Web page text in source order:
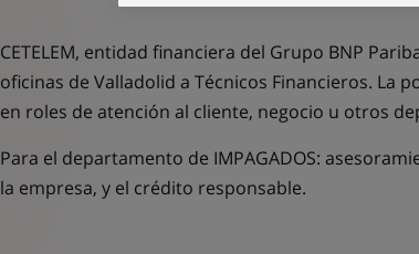
CETELEM, entidad financiera del Grupo BNP
oficinas de Valladolid a Técnicos Financieros. La
en roles de atención al cliente, negocio u otros
Para el departamento de IMPAGADOS:
la empresa, y el crédito responsable.